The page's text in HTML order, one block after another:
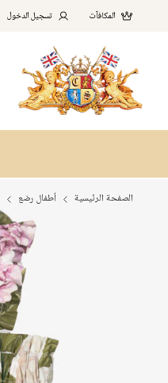
المكافآت تسجيل الدخول
الصفحة الرئيسية أطفال رضع